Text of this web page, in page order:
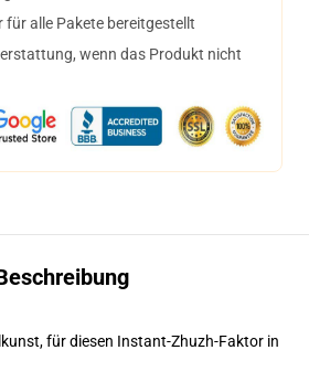
für alle Pakete bereitgestellt
wenn das Produkt nicht
für diesen Instant-Zhuzh-Faktor in